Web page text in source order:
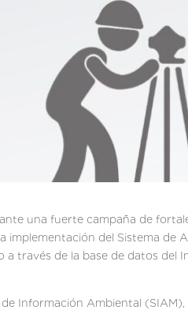
una fuerte campaña de
del Sistema de
través de la base de datos del
Información Ambiental